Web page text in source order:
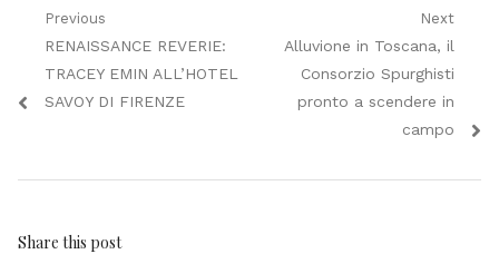
Navigazione
articoli
Previous
Previous
post:
RENAISSANCE REVERIE:
TRACEY EMIN ALL’HOTEL
SAVOY DI FIRENZE
Next
Next
post:
Alluvione in Toscana, il
Consorzio Spurghisti
pronto a scendere in
campo
Share this post